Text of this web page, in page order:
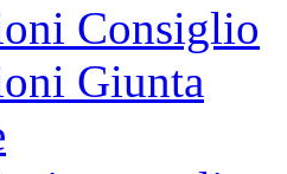
Consiglio
Giunta